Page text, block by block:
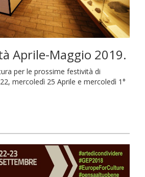
Aprile-Maggio 2019.
per le prossime festività di
mercoledì 25 Aprile e mercoledì 1°